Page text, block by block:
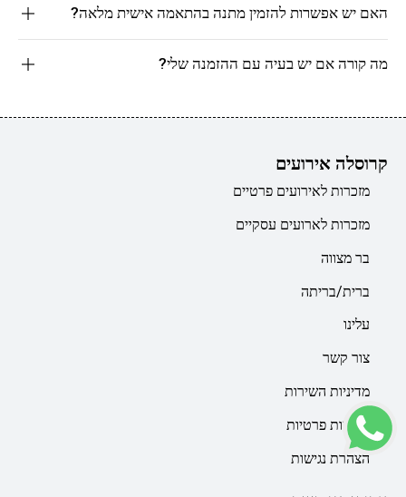
האם יש אפשרות להזמין מתנה בהתאמה אישית מלאה?
מה קורה אם יש בעיה עם ההזמנה שלי?
קרוסלה אירועים
מזכרות לאירועים פרטיים
מזכרות לארועים עסקיים
בר מצווה
ברית/בריתה
עלינו
צור קשר
מדיניות השירות
מדיניות פרטיות
הצהרת נגישות